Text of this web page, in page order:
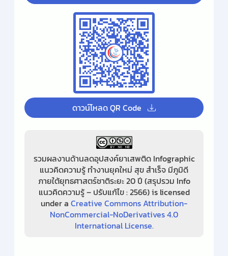
ดาวน์โหลด QR Code
รวมผลงานด้านลดอุปสงค์ยาเสพติด Infographic
แนวคิดความรู้ ทำงานยุคใหม่ สุข สำเร็จ มีภูมิดี
ภายใต้ยุทธศาสตร์ชาติระยะ 20 ปี (สรุปรวม Info
แนวคิดความรู้ – ปรับแก้ไข : 2566) is licensed
under a Creative Commons Attribution-
NonCommercial-NoDerivatives 4.0
International License.